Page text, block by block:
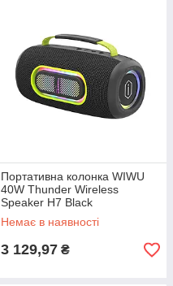
Портативна колонка WIWU
40W Thunder Wireless
Speaker H7 Black
Немає в наявності
3 129,97 ₴